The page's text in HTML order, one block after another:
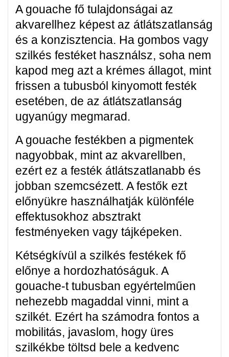
A gouache fő tulajdonságai az
akvarellhez képest az átlátszatlanság
és a konzisztencia. Ha gombos vagy
szilkés festéket használsz, soha nem
kapod meg azt a krémes állagot, mint
frissen a tubusból kinyomott festék
esetében, de az átlátszatlanság
ugyanúgy megmarad.
A gouache festékben a pigmentek
nagyobbak, mint az akvarellben,
ezért ez a festék átlátszatlanabb és
jobban szemcsézett. A festők ezt
előnyükre használhatják különféle
effektusokhoz absztrakt
festményeken vagy tájképeken.
Kétségkívül a szilkés festékek fő
előnye a hordozhatóságuk. A
gouache-t tubusban egyértelműen
nehezebb magaddal vinni, mint a
szilkét. Ezért ha számodra fontos a
mobilitás, javaslom, hogy üres
szilkékbe töltsd bele a kedvenc